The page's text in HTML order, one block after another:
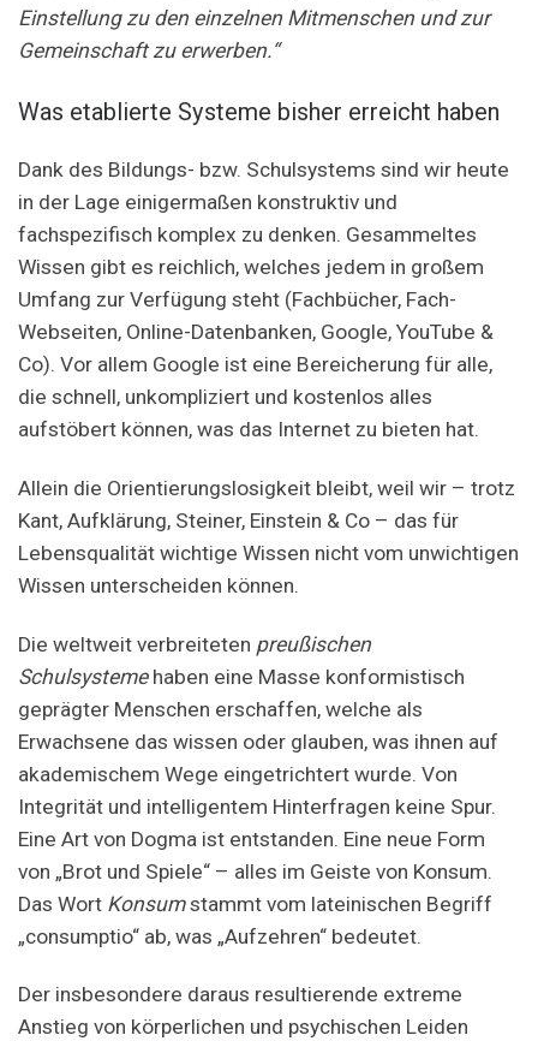
Einstellung zu den einzelnen Mitmenschen und zur
Gemeinschaft zu erwerben.“
Was etablierte Systeme bisher erreicht haben
Dank des Bildungs- bzw. Schulsystems sind wir heute
in der Lage einigermaßen konstruktiv und
fachspezifisch komplex zu denken. Gesammeltes
Wissen gibt es reichlich, welches jedem in großem
Umfang zur Verfügung steht (Fachbücher, Fach-
Webseiten, Online-Datenbanken, Google, YouTube &
Co). Vor allem Google ist eine Bereicherung für alle,
die schnell, unkompliziert und kostenlos alles
aufstöbert können, was das Internet zu bieten hat.
Allein die Orientierungslosigkeit bleibt, weil wir – trotz
Kant, Aufklärung, Steiner, Einstein & Co – das für
Lebensqualität wichtige Wissen nicht vom unwichtigen
Wissen unterscheiden können.
Die weltweit verbreiteten preußischen
Schulsystemehaben eine Masse konformistisch
geprägter Menschen erschaffen, welche als
Erwachsene das wissen oder glauben, was ihnen auf
akademischem Wege eingetrichtert wurde. Von
Integrität und intelligentem Hinterfragen keine Spur.
Eine Art von Dogma ist entstanden. Eine neue Form
von „Brot und Spiele“ – alles im Geiste von Konsum.
Das Wort Konsumstammt vom lateinischen Begriff
„consumptio“ ab, was „Aufzehren“ bedeutet.
Der insbesondere daraus resultierende extreme
Anstieg von körperlichen und psychischen Leiden